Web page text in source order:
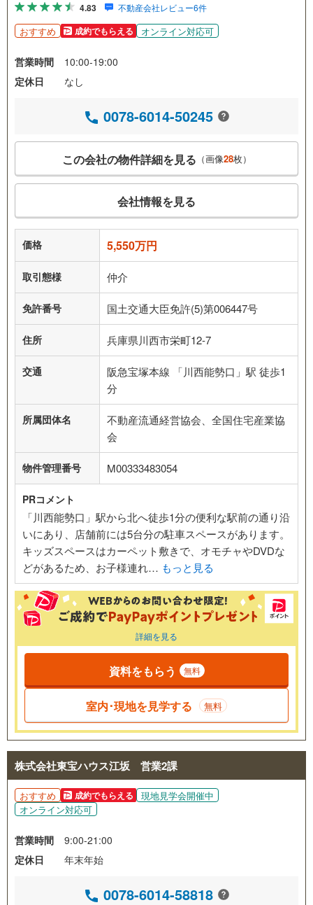
4.83 不動産会社レビュー6件
おすすめ 成約でもらえる オンライン対応可
営業時間
10:00-19:00
定休日
なし
0078-6014-50245
この会社の物件詳細を見る （画像28枚）
会社情報を見る
価格 5,550万円
取引態様 仲介
免許番号 国土交通大臣免許(5)第006447号
住所 兵庫県川西市栄町12-7
交通
阪急宝塚本線 「川西能勢口」駅 徒歩1
分
所属団体名
不動産流通経営協会、全国住宅産業協
会
物件管理番号 M00333483054
PRコメント
「川西能勢口」駅から北へ徒歩1分の便利な駅前の通り沿
いにあり、店舗前には5台分の駐車スペースがあります。
キッズスペースはカーペット敷きで、オモチャやDVDな
どがあるため、お子様連れ… もっと見る
詳細を見る
資料をもらう 無料
室内･現地を見学する 無料
株式会社東宝ハウス江坂 営業2課
おすすめ 成約でもらえる
現地見学会開催中
オンライン対応可
営業時間
9:00-21:00
定休日
年末年始
0078-6014-58818